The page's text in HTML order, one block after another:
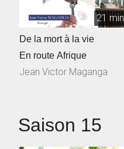
21 min
De la mort à la vie
En route Afrique
Jean Victor Maganga
Saison 15